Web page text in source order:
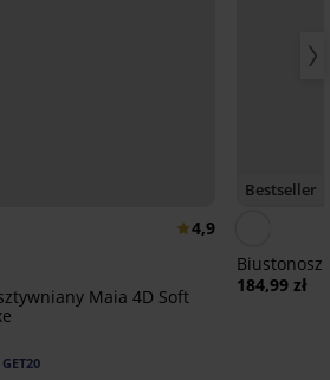
4,9
Maia 4D Soft
GET20
Bestseller
Biustonosz
184,99 zł